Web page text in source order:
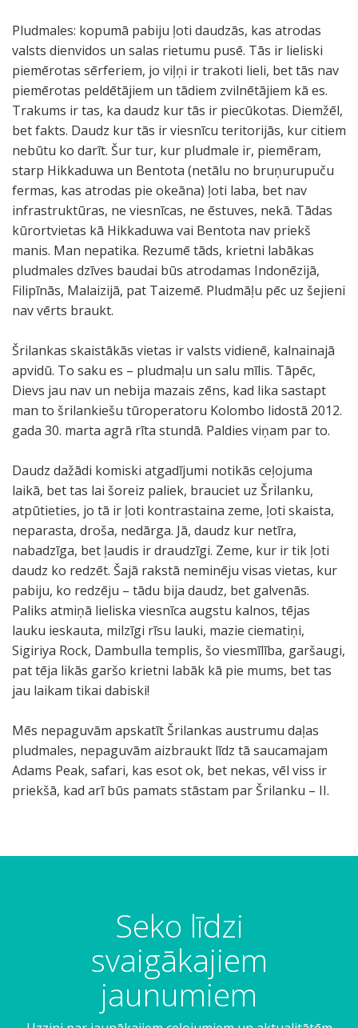
Pludmales: kopumā pabiju ļoti daudzās, kas atrodas
valsts dienvidos un salas rietumu pusē. Tās ir lieliski
piemērotas sērferiem, jo viļņi ir trakoti lieli, bet tās nav
piemērotas peldētājiem un tādiem zvilnētājiem kā es.
Trakums ir tas, ka daudz kur tās ir piecūkotas. Diemžēl,
bet fakts. Daudz kur tās ir viesnīcu teritorijās, kur citiem
nebūtu ko darīt. Šur tur, kur pludmale ir, piemēram,
starp Hikkaduwa un Bentota (netālu no bruņurupuču
fermas, kas atrodas pie okeāna) ļoti laba, bet nav
infrastruktūras, ne viesnīcas, ne ēstuves, nekā. Tādas
kūrortvietas kā Hikkaduwa vai Bentota nav priekš
manis. Man nepatika. Rezumē tāds, krietni labākas
pludmales dzīves baudai būs atrodamas Indonēzijā,
Filipīnās, Malaizijā, pat Taizemē. Pludmāļu pēc uz šejieni
nav vērts braukt.
Šrilankas skaistākās vietas ir valsts vidienē, kalnainajā
apvidū. To saku es – pludmaļu un salu mīlis. Tāpēc,
Dievs jau nav un nebija mazais zēns, kad lika sastapt
man to šrilankiešu tūroperatoru Kolombo lidostā 2012.
gada 30. marta agrā rīta stundā. Paldies viņam par to.
Daudz dažādi komiski atgadījumi notikās ceļojuma
laikā, bet tas lai šoreiz paliek, brauciet uz Šrilanku,
atpūtieties, jo tā ir ļoti kontrastaina zeme, ļoti skaista,
neparasta, droša, nedārga. Jā, daudz kur netīra,
nabadzīga, bet ļaudis ir draudzīgi. Zeme, kur ir tik ļoti
daudz ko redzēt. Šajā rakstā neminēju visas vietas, kur
pabiju, ko redzēju – tādu bija daudz, bet galvenās.
Paliks atmiņā lieliska viesnīca augstu kalnos, tējas
lauku ieskauta, milzīgi rīsu lauki, mazie ciematiņi,
Sigiriya Rock, Dambulla templis, šo viesmīlība, garšaugi,
pat tēja likās garšo krietni labāk kā pie mums, bet tas
jau laikam tikai dabiski!
Mēs nepaguvām apskatīt Šrilankas austrumu daļas
pludmales, nepaguvām aizbraukt līdz tā saucamajam
Adams Peak, safari, kas esot ok, bet nekas, vēl viss ir
priekšā, kad arī būs pamats stāstam par Šrilanku – II.
Seko līdzi
svaigākajiem
jaunumiem